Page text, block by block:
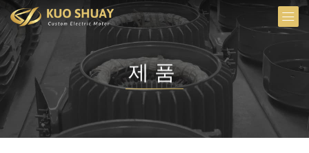
제품